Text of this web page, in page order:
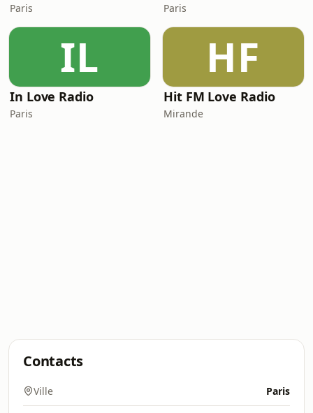
Paris Paris
IL
In Love Radio
Paris
HF
Hit FM Love Radio
Mirande
Contacts
Ville Paris